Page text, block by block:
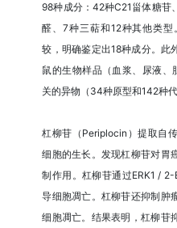
98种成分：42种C21甾体糖苷
醛、7种三萜和12种其他类
较，明确鉴定出18种成分。此
鼠的生物样品（血浆、尿液、
关的异物（34种原型和142种
杠柳苷（Periplocin）提取自
细胞的生长。发现杠柳苷对胃
制作用。杠柳苷通过ERK1 /
导细胞凋亡。杠柳苷还抑制肿
细胞凋亡。结果表明，杠柳苷